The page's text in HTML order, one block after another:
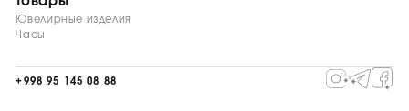
Ювелирные изделия
Часы
+998 95 145 08 88